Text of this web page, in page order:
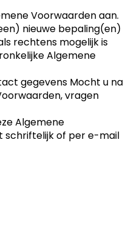
Voorwaarden aan.
nieuwe bepaling(en)
rechtens mogelijk is
Algemene
gegevens Mocht u na
vragen
Algemene
schriftelijk of per e-mail